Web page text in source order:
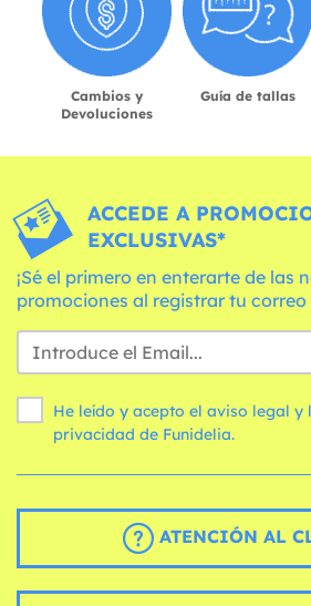
Cambios y
Devoluciones
Guía de tallas
ACCEDE A
EXCLUSIVAS*
¡Sé el primero en enterarte de las
promociones al registrar tu
He leído y acepto el aviso legal y
privacidad de Funidelia.
ATENCIÓN AL